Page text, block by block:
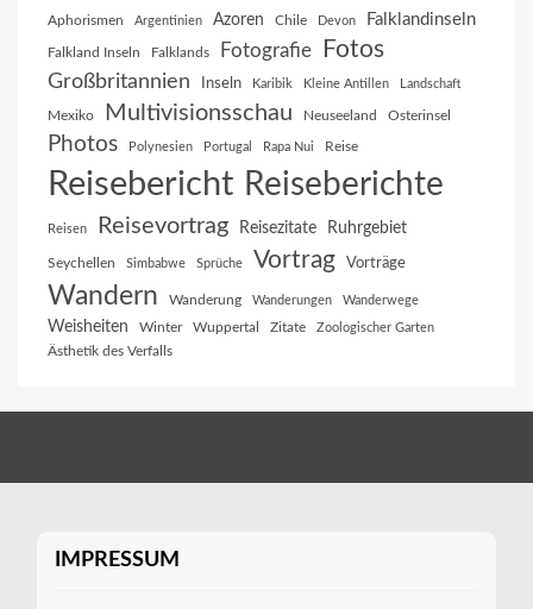
Aphorismen Argentinien Azoren Chile Devon Falklandinseln
Falkland Inseln Falklands Fotografie Fotos
Großbritannien Inseln Karibik Kleine Antillen Landschaft
Mexiko Multivisionsschau Neuseeland Osterinsel
Photos Polynesien Portugal Rapa Nui Reise
Reisebericht Reiseberichte
Reisen Reisevortrag Reisezitate Ruhrgebiet
Seychellen Simbabwe Sprüche Vortrag Vorträge
Wandern Wanderung Wanderungen Wanderwege
Weisheiten Winter Wuppertal Zitate Zoologischer Garten
Ästhetik des Verfalls
IMPRESSUM